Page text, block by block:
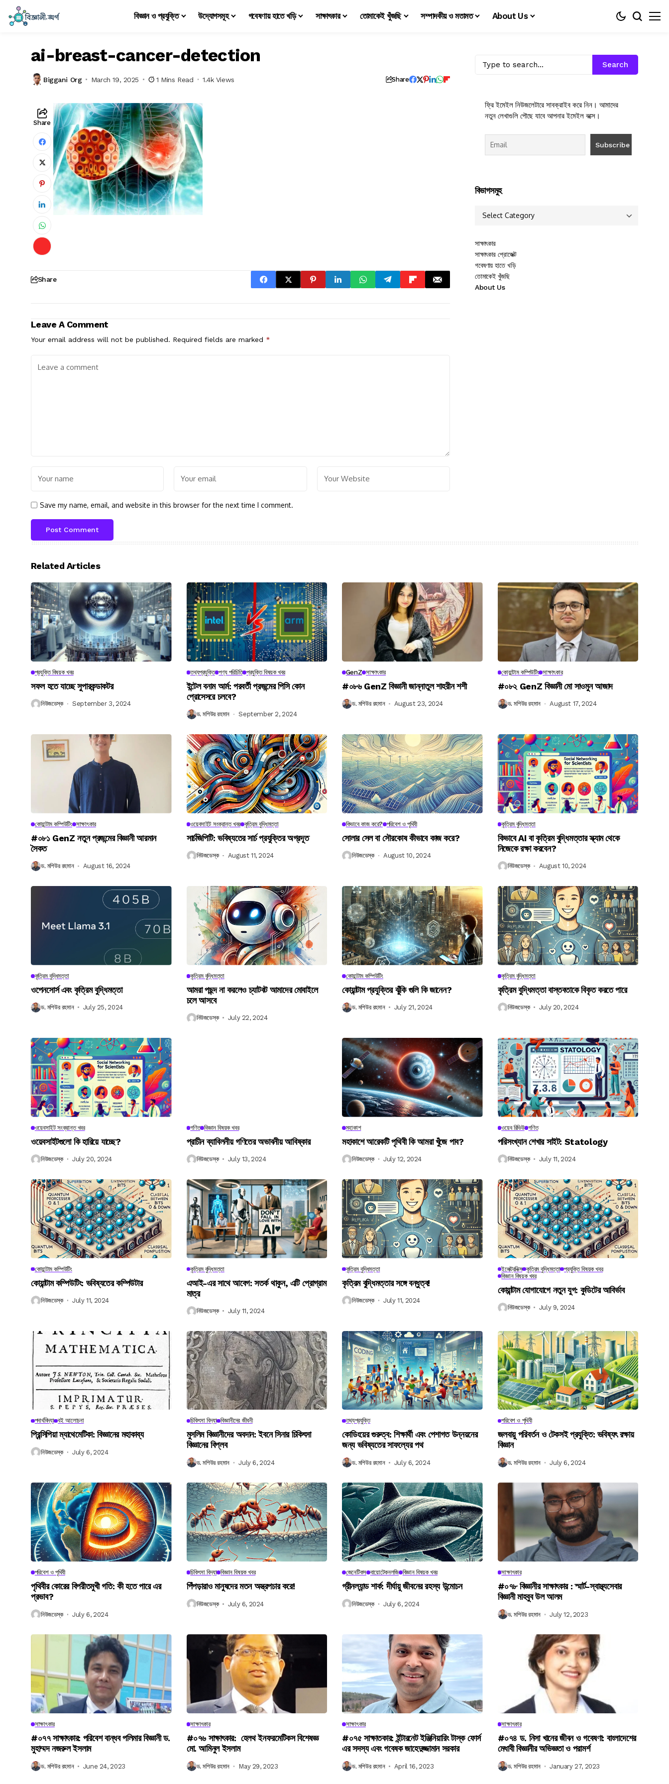
বিজ্ঞান ও প্রযুক্তি উদ্যোগসমূহ গবেষণায় হাতে খড়ি সাক্ষাৎকার তোমাকেই খুঁজছি সম্পাদকীয় ও মতামত About Us
ai-breast-cancer-detection
Biggani Org March 19, 2025 1 Mins Read 1.4k Views Share
Share
Share
Leave A Comment
Your email address will not be published. Required fields are marked *
Save my name, email, and website in this browser for the next time I comment.
Search
ফ্রি ইমেইল নিউজলেটারে সাবক্রাইব করে নিন। আমাদের
নতুন লেখাগুলি পৌছে যাবে আপনার ইমেইল বক্সে।
বিভাগসমুহ
সাক্ষাৎকার
সাক্ষাৎকার প্রোজেক্ট
গবেষণায় হাতে খড়ি
তোমাকেই খুঁজছি
About Us
Related Articles
প্রযুক্তি বিষয়ক খবর
সফল হতে যাচ্ছে সুপারকন্ডাকটর
নিউজডেস্ক September 3, 2024
তথ্যপ্রযুক্তি পণ্য পরিচিতি প্রযুক্তি বিষয়ক খবর
ইন্টেল বনাম আর্ম: পরবর্তী প্রজন্মের পিসি কোন
প্রোসেসরে চলবে?
ড. মশিউর রহমান September 2, 2024
GenZ সাক্ষাৎকার
#০৮৬ GenZ বিজ্ঞানী জান্নাতুল শাহরীন শশী
ড. মশিউর রহমান August 23, 2024
কোয়ান্টাম কম্পিউটিং সাক্ষাৎকার
#০৮২ GenZ বিজ্ঞানী মো সাওমুন আজাদ
ড. মশিউর রহমান August 17, 2024
কোয়ান্টাম কম্পিউটিং সাক্ষাৎকার
#০৮১ GenZ নতুন প্রজন্মের বিজ্ঞানী আরমান
সৈকত
ড. মশিউর রহমান August 16, 2024
ওয়েবসাইট সংক্রান্ত খবর কৃত্রিম বুদ্ধিমত্তা
সার্চজিপিটি: ভবিষ্যতের সার্চ প্রযুক্তির অগ্রদূত
নিউজডেস্ক August 11, 2024
কিভাবে কাজ করে? পরিবেশ ও পৃথিবী
সোলার সেল বা সৌরকোষ কীভাবে কাজ করে?
নিউজডেস্ক August 10, 2024
কৃত্রিম বুদ্ধিমত্তা
কিভাবে AI বা কৃত্রিম বুদ্ধিমত্তার স্ক্যাম থেকে
নিজেকে রক্ষা করবেন?
নিউজডেস্ক August 10, 2024
কৃত্রিম বুদ্ধিমত্তা
ওপেনসোর্স এবং কৃত্রিম বুদ্ধিমত্তা
ড. মশিউর রহমান July 25, 2024
কৃত্রিম বুদ্ধিমত্তা
আমরা পছন্দ না করলেও চ্যাটবট আমাদের মোবাইলে
চলে আসবে
নিউজডেস্ক July 22, 2024
কোয়ান্টাম কম্পিউটিং
কোয়ান্টাম প্রযুক্তির ঝুঁকি গুলি কি জানেন?
ড. মশিউর রহমান July 21, 2024
কৃত্রিম বুদ্ধিমত্তা
কৃত্রিম বুদ্ধিমত্তা বাস্তবতাকে বিকৃত করতে পারে
নিউজডেস্ক July 20, 2024
ওয়েবসাইট সংক্রান্ত খবর
ওয়েবসাইটগুলো কি হারিয়ে যাচ্ছে?
নিউজডেস্ক July 20, 2024
গণিত বিজ্ঞান বিষয়ক খবর
প্রাচীন ব্যাবিলনীয় গণিতের অভাবনীয় আবিষ্কার
নিউজডেস্ক July 13, 2024
মহাকাশ
মহাকাশে আরেকটি পৃথিবী কি আমরা খুঁজে পাব?
নিউজডেস্ক July 12, 2024
ওয়েব রিভিউ গণিত
পরিসংখ্যান শেখার সাইট: Statology
নিউজডেস্ক July 11, 2024
কোয়ান্টাম কম্পিউটিং
কোয়ান্টাম কম্পিউটিং: ভবিষ্যতের কম্পিউটার
নিউজডেস্ক July 11, 2024
কৃত্রিম বুদ্ধিমত্তা
এআই-এর সাথে আবেগ: সতর্ক থাকুন, এটি প্রোগ্রাম
মাত্র
নিউজডেস্ক July 11, 2024
কৃত্রিম বুদ্ধিমত্তা
কৃত্রিম বুদ্ধিমত্তার সঙ্গে বন্ধুত্ব!
নিউজডেস্ক July 11, 2024
ইলেক্ট্রনিক্স কৃত্রিম বুদ্ধিমত্তা প্রযুক্তি বিষয়ক খবর
বিজ্ঞান বিষয়ক খবর
কোয়ান্টাম যোগাযোগে নতুন যুগ: কুডিটের আবির্ভাব
নিউজডেস্ক July 9, 2024
পদার্থবিদ্যা বই আলোচনা
প্রিন্সিপিয়া ম্যাথেমেটিকা: বিজ্ঞানের মহাকাব্য
নিউজডেস্ক July 6, 2024
চিকিৎসা বিদ্যা বিজ্ঞানীদের জীবনী
মুসলিম বিজ্ঞানীদের অবদান: ইবনে সিনার চিকিৎসা
বিজ্ঞানের বিপ্লব
ড. মশিউর রহমান July 6, 2024
তথ্যপ্রযুক্তি
কোডিংয়ের গুরুত্ব: শিক্ষার্থী এবং পেশাগত উন্নয়নের
জন্য ভবিষ্যতের সাফল্যের পথ
ড. মশিউর রহমান July 6, 2024
পরিবেশ ও পৃথিবী
জলবায়ু পরিবর্তন ও টেকসই প্রযুক্তি: ভবিষ্যৎ রক্ষায়
বিজ্ঞান
ড. মশিউর রহমান July 6, 2024
পরিবেশ ও পৃথিবী
পৃথিবীর কোরের বিপরীতমুখী গতি: কী হতে পারে এর
প্রভাব?
নিউজডেস্ক July 6, 2024
চিকিৎসা বিদ্যা বিজ্ঞান বিষয়ক খবর
পিঁপড়ারাও মানুষদের মতন অস্ত্রপচার করে!
নিউজডেস্ক July 6, 2024
জেনেটিকস বায়োটেকনলজি বিজ্ঞান বিষয়ক খবর
গ্রীনল্যান্ড শার্ক: দীর্ঘায়ু জীবনের রহস্য উন্মোচন
নিউজডেস্ক July 6, 2024
সাক্ষাৎকার
#০৭৮ বিজ্ঞানীর সাক্ষাৎকার : স্মার্ট-স্বাস্থ্যসেবার
বিজ্ঞানী মাহবুব উল আলম
ড. মশিউর রহমান July 12, 2023
সাক্ষাৎকার
#০৭৭ সাক্ষাৎকার: পরিবেশ বান্ধব পলিমার বিজ্ঞানী ড.
মুহাম্মদ নজরুল ইসলাম
ড. মশিউর রহমান June 24, 2023
সাক্ষাৎকার
#০৭৬ সাক্ষাৎকার: হেলথ ইনফরমেটিকস বিশেষজ্ঞ
মো. আমিনুল ইসলাম
ড. মশিউর রহমান May 29, 2023
সাক্ষাৎকার
#০৭৫ সাক্ষাতকার: ইন্টারনেট ইঞ্জিনিয়ারিং টাস্ক ফোর্স
এর সদস্য এবং গবেষক জাহেদুজ্জামান সরকার
ড. মশিউর রহমান April 16, 2023
সাক্ষাৎকার
#০৭৪ ড. নিসা খানের জীবন ও গবেষণা: বাংলাদেশের
মেধাবী বিজ্ঞানীর অভিজ্ঞতা ও পরামর্শ
ড. মশিউর রহমান January 27, 2023